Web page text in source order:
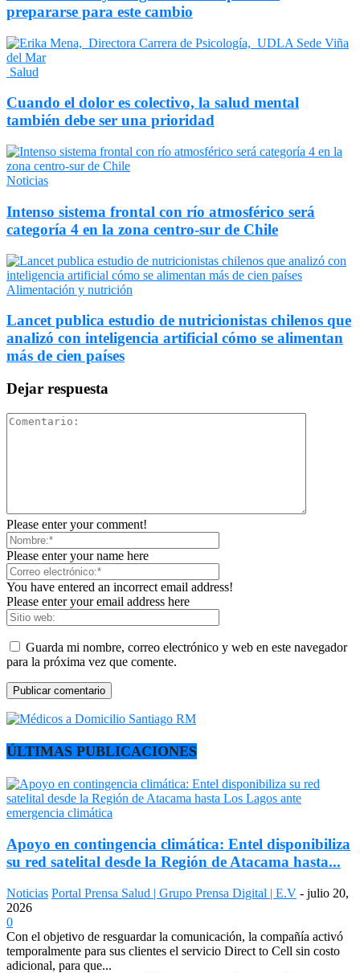
prepararse para este cambio
Salud
Cuando el dolor es colectivo, la salud mental
también debe ser una prioridad
Noticias
Intenso sistema frontal con río atmosférico será
categoría 4 en la zona centro-sur de Chile
Alimentación y nutrición
Lancet publica estudio de nutricionistas chilenos que
analizó con inteligencia artificial cómo se alimentan
más de cien países
Dejar respuesta
Please enter your comment!
Please enter your name here
You have entered an incorrect email address!
Please enter your email address here
Guarda mi nombre, correo electrónico y web en este navegador
para la próxima vez que comente.
ÚLTIMAS PUBLICACIONES
Apoyo en contingencia climática: Entel disponibiliza
su red satelital desde la Región de Atacama hasta...
Noticias Portal Prensa Salud | Grupo Prensa Digital | E.V - julio 20,
2026
0
Con el objetivo de resguardar la comunicación, la compañía activó
temporalmente para sus clientes el servicio Direct to Cell sin costo
adicional, para que...